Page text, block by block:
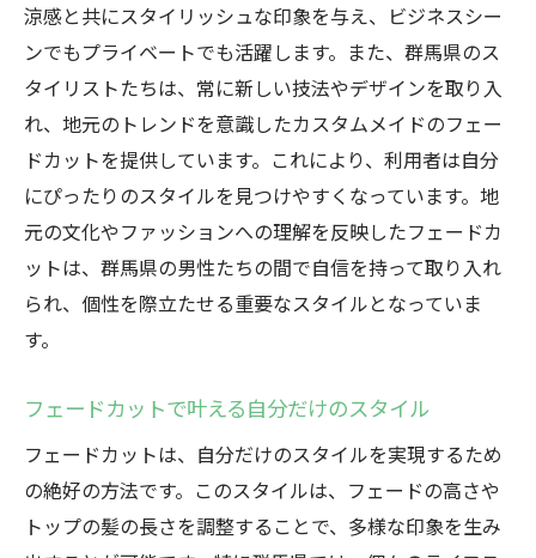
涼感と共にスタイリッシュな印象を与え、ビジネスシー
ンでもプライベートでも活躍します。また、群馬県のス
タイリストたちは、常に新しい技法やデザインを取り入
れ、地元のトレンドを意識したカスタムメイドのフェー
ドカットを提供しています。これにより、利用者は自分
にぴったりのスタイルを見つけやすくなっています。地
元の文化やファッションへの理解を反映したフェードカ
ットは、群馬県の男性たちの間で自信を持って取り入れ
られ、個性を際立たせる重要なスタイルとなっていま
す。
フェードカットで叶える自分だけのスタイル
フェードカットは、自分だけのスタイルを実現するため
の絶好の方法です。このスタイルは、フェードの高さや
トップの髪の長さを調整することで、多様な印象を生み